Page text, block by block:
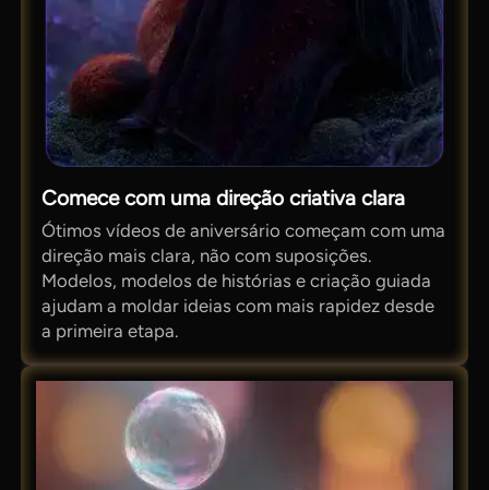
Comece com uma direção criativa clara
Ótimos vídeos de aniversário começam com uma
direção mais clara, não com suposições.
Modelos, modelos de histórias e criação guiada
ajudam a moldar ideias com mais rapidez desde
a primeira etapa.